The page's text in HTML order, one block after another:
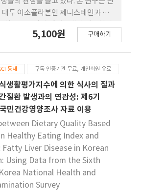
었고, 획득 시간은 평균 4초(22.4%)가
러닝 방법에서 Matrix 352를 적용하
간의 감소로 재현성과 호흡에 의한 인
두 이소플라본인 제니스테인과 수영
동 단독처리(SE)에 비해 비만과 간
으로 나누어 8주 동안 고지 방식
. 몸무게, 백색지방조직의 무게, 간
및 혈청 속 ALT와 AST 수치를 조사
비해 Gen과 SE는 감소하였고
과 SE에 비해 더 효과적으로 감소하
에서 염증성 사이토카인인 IL-6와
의 발현은 Con에 비해 Gen과 SE 모두
고, Gen+SE는 Gen과 SE에 비해 더욱
러나 adiponectin 유전자의 발현은
타났다. 간 조직에서 지방산 산화와
발현은 Con에 비해 Gen과 SE에서
5,100원 구매하기
등재 구독 인증기관 무료, 개인회원 유료
생활평가지수에 의한 식사의 질과
질환 발생과의 연관성: 제6기
민건강영양조사 자료 이용
Dietary Quality Based
Healthy Eating Index and
Fatty Liver Disease in Korean
Using Data from the Sixth
National Health and
Survey